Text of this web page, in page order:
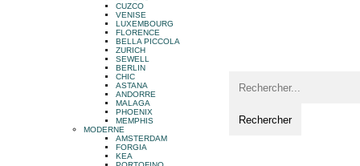
CUZCO
VENISE
LUXEMBOURG
FLORENCE
BELLA PICCOLA
ZURICH
SEWELL
BERLIN
CHIC
ASTANA
ANDORRE
MALAGA
PHOENIX
MEMPHIS
MODERNE
AMSTERDAM
FORGIA
KEA